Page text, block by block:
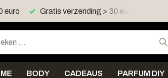
Gratis verzending > 30 euro in NL en BE
BODY CADEAUS PARFUM DIY